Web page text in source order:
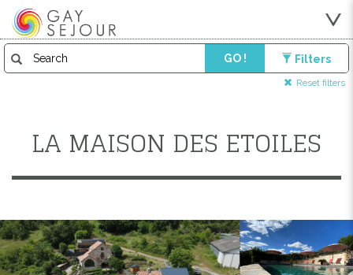
GO ! Filters
Reset filters
LA MAISON DES ETOILES